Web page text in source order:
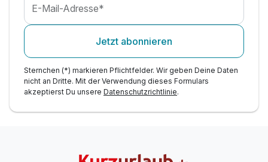
E-Mail-Adresse*
Jetzt abonnieren
Sternchen (*) markieren Pflichtfelder. Wir geben Deine Daten
nicht an Dritte. Mit der Verwendung dieses Formulars
akzeptierst Du unsere Datenschutzrichtlinie.